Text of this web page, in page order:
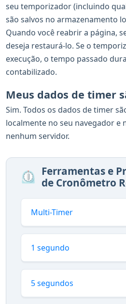
seu temporizador (incluindo
são salvos no armazenamento
Quando você reabrir a página,
deseja restaurá-lo. Se o
execução, o tempo passado
contabilizado.
Meus dados de timer
Sim. Todos os dados de timer
localmente no seu navegador e
nenhum servidor.
⏲️ Ferramentas e
de Cronômetro
Multi-Timer
1 segundo
5 segundos